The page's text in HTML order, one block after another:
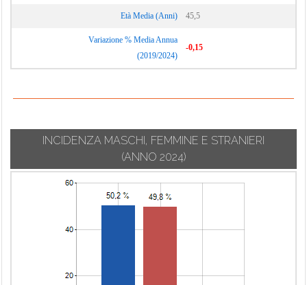
Età Media (Anni) 45,5
Variazione % Media Annua
(2019/2024)
-0,15
INCIDENZA MASCHI, FEMMINE E STRANIERI
(ANNO 2024)